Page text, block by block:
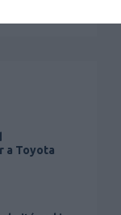
a Toyota